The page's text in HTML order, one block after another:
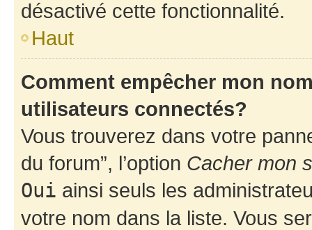
désactivé cette fonctionnalité.
Haut
Comment empêcher mon
utilisateurs connectés?
Vous trouverez dans votre
du forum”, l’option Cacher mon
Oui ainsi seuls les
votre nom dans la liste. Vous